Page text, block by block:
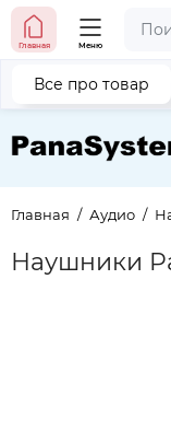
Главная Меню
Главная Аудио
Наушники
Все про товар